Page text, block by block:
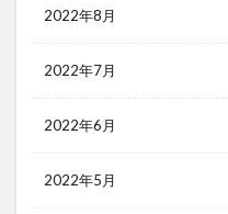
2022年8月
2022年7月
2022年6月
2022年5月